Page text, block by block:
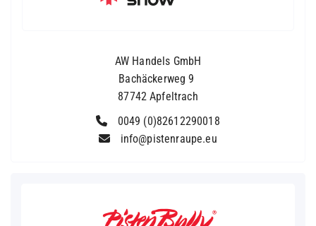
AW Handels GmbH
Bachäckerweg 9
87742 Apfeltrach
0049 (0)82612290018
info@pistenraupe.eu